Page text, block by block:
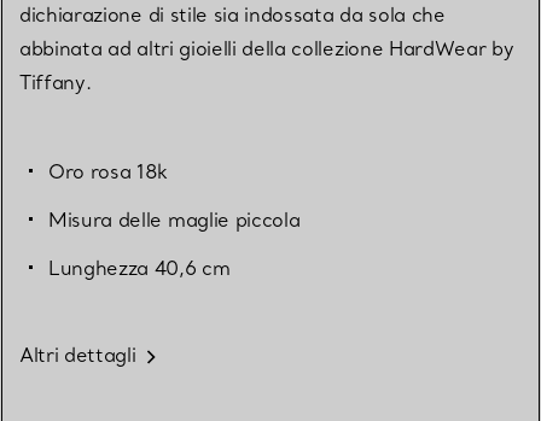
dichiarazione di stile sia indossata da sola che
abbinata ad altri gioielli della collezione HardWear by
Tiffany.
Oro rosa 18k
Misura delle maglie piccola
Lunghezza 40,6 cm
Altri dettagli